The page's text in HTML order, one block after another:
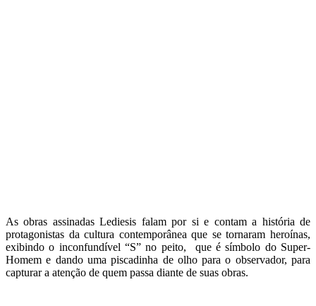
As obras assinadas Lediesis falam por si e contam a história de
protagonistas da cultura contemporânea que se tornaram heroínas,
exibindo o inconfundível “S” no peito, que é símbolo do Super-
Homem e dando uma piscadinha de olho para o observador, para
capturar a atenção de quem passa diante de suas obras.